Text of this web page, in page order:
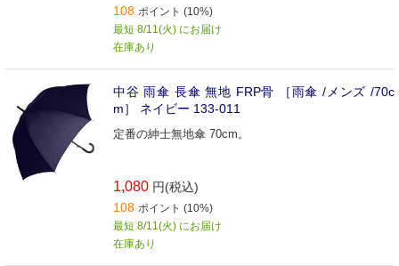
108 ポイント (10%)
最短 8/11(火) にお届け
在庫あり
中谷 雨傘 長傘 無地 FRP骨 ［雨傘 /メンズ /70c
m］ ネイビー 133-011
定番の紳士無地傘 70cm。
1,080 円(税込)
108 ポイント (10%)
最短 8/11(火) にお届け
在庫あり